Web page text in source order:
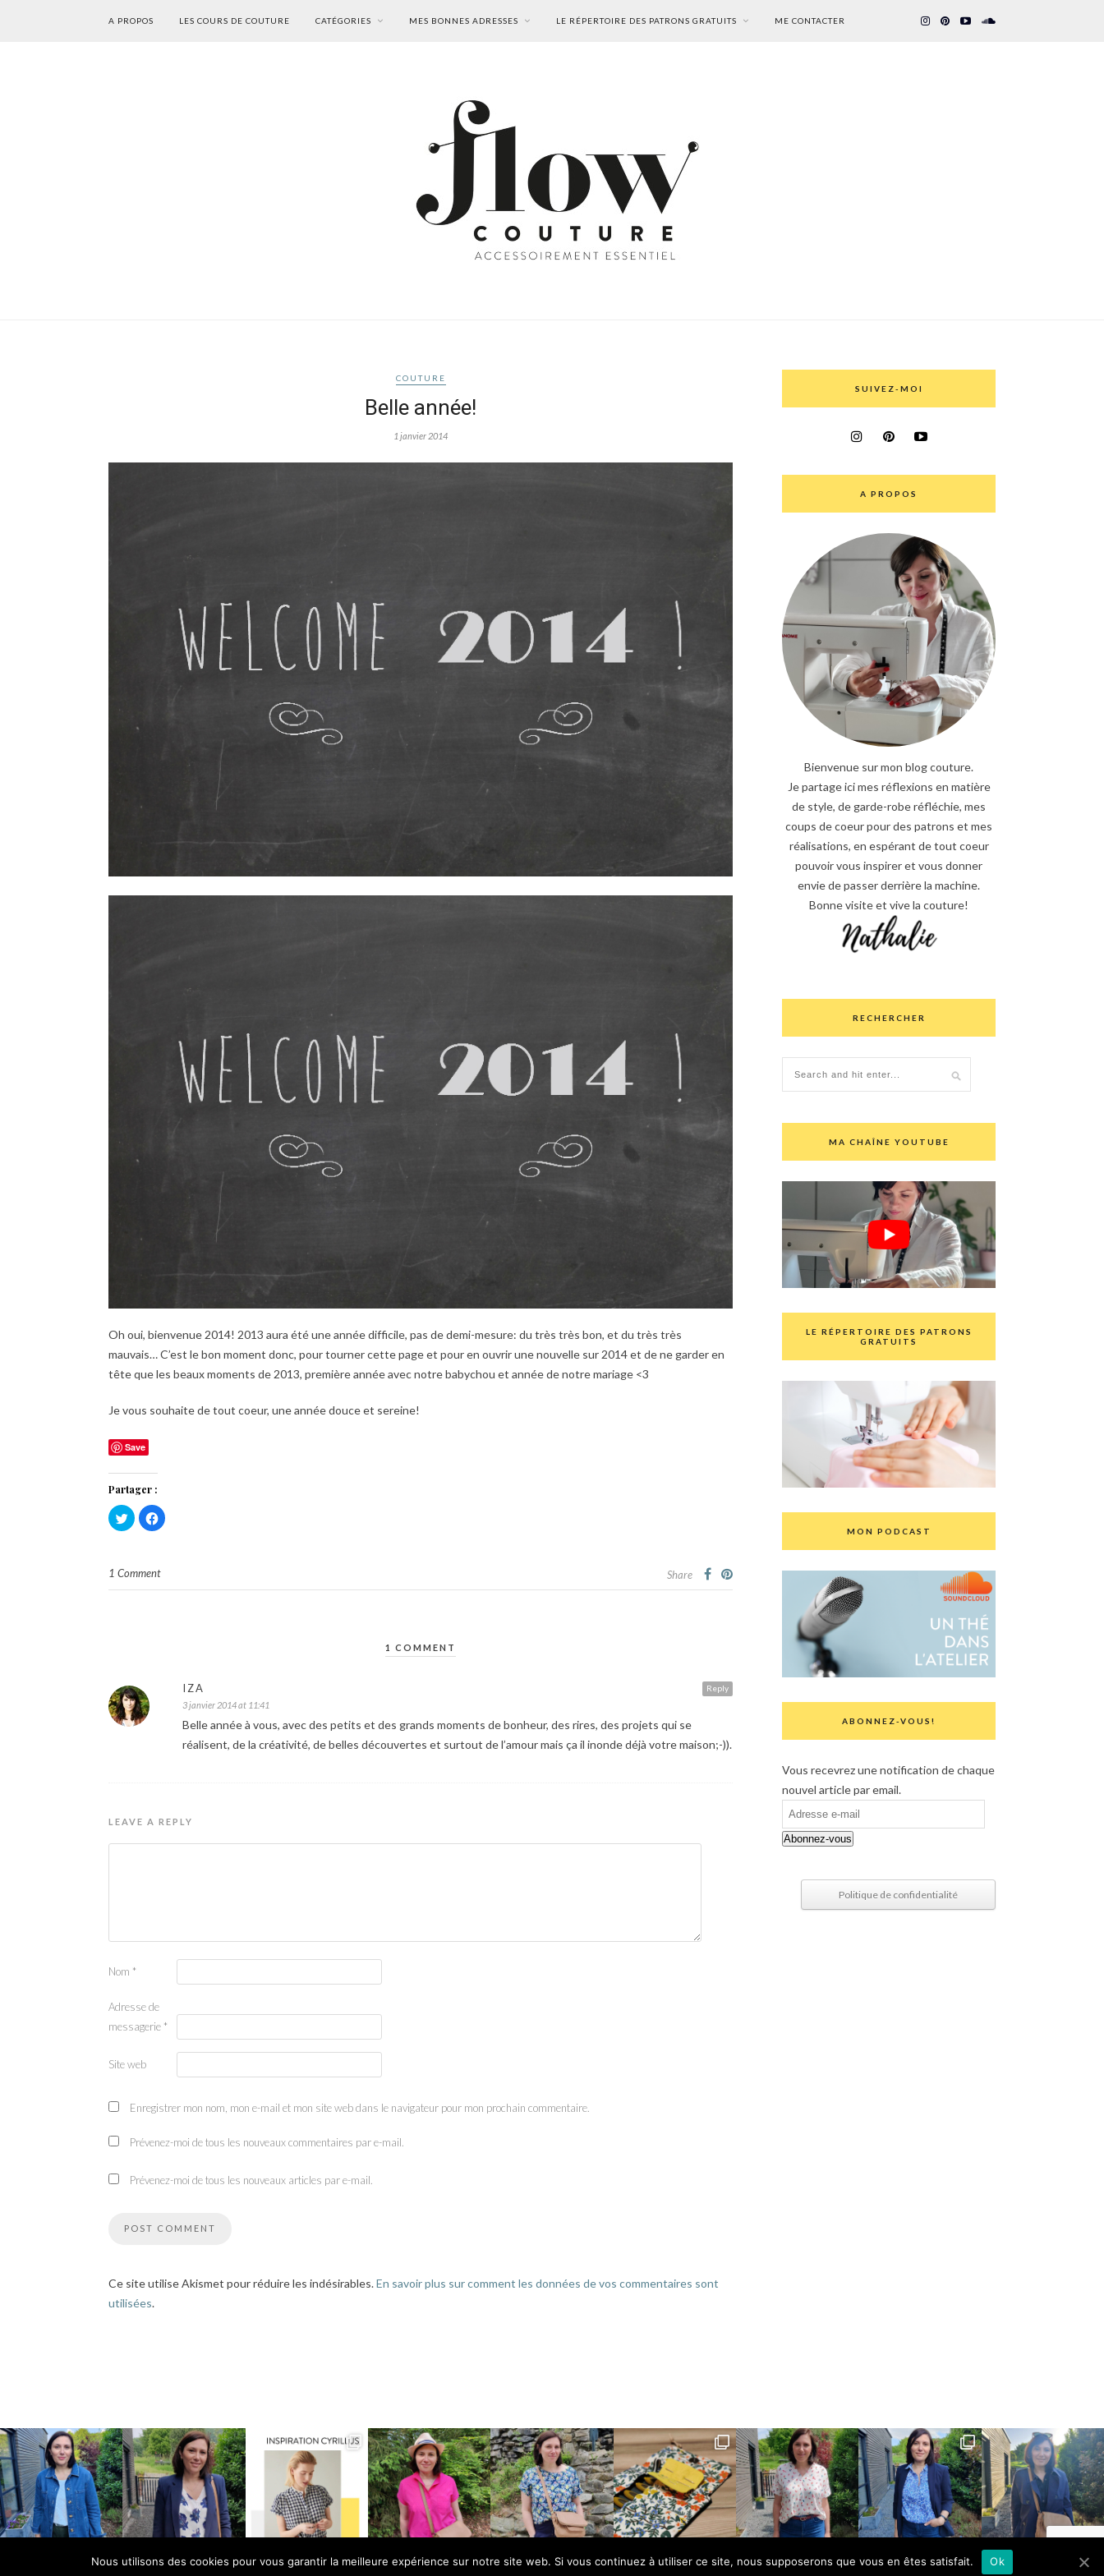
A PROPOS LES COURS DE COUTURE CATÉGORIES MES BONNES ADRESSES LE RÉPERTOIRE DES PATRONS GRATUITS ME CONTACTER
COUTURE
Belle année!
1 janvier 2014
Oh oui, bienvenue 2014! 2013 aura été une année difficile, pas de demi-mesure: du très très bon, et du très très
mauvais… C’est le bon moment donc, pour tourner cette page et pour en ouvrir une nouvelle sur 2014 et de ne garder en
tête que les beaux moments de 2013, première année avec notre babychou et année de notre mariage <3
Je vous souhaite de tout coeur, une année douce et sereine!
Save
Partager :
Cliquez
pour
partager
une
fenêtre)
Cliquez
pour
une
fenêtre)
1 Comment Share
1 COMMENT
Reply
IZA
3 janvier 2014 at 11:41
Belle année à vous, avec des petits et des grands moments de bonheur, des rires, des projets qui se
réalisent, de la créativité, de belles découvertes et surtout de l’amour mais ça il inonde déjà votre maison;-)).
LEAVE A REPLY
Nom *
Adresse de
messagerie *
Site web
Enregistrer mon nom, mon e-mail et mon site web dans le navigateur pour mon prochain commentaire.
Prévenez-moi de tous les nouveaux commentaires par e-mail.
Prévenez-moi de tous les nouveaux articles par e-mail.
Ce site utilise Akismet pour réduire les indésirables.En savoir plus sur comment les données de vos commentaires sont
utilisées.
SUIVEZ-MOI
A PROPOS
Bienvenue sur mon blog couture.
Je partage ici mes réflexions en matière
de style, de garde-robe réfléchie, mes
coups de coeur pour des patrons et mes
réalisations, en espérant de tout coeur
pouvoir vous inspirer et vous donner
envie de passer derrière la machine.
Bonne visite et vive la couture!
RECHERCHER
MA CHAÎNE YOUTUBE
LE RÉPERTOIRE DES PATRONS
GRATUITS
MON PODCAST
ABONNEZ-VOUS!
Vous recevrez une notification de chaque
nouvel article par email.
Adresse
e-
mail
Abonnez-vous
Politique de confidentialité
Nous utilisons des cookies pour vous garantir la meilleure expérience sur notre site web. Si vous continuez à utiliser ce site, nous supposerons que vous en êtes satisfait. Ok